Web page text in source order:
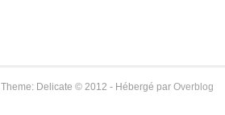
Theme: Delicate © 2012 - Hébergé par Overblog